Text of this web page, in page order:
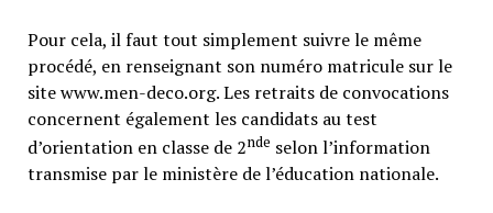
Pour cela, il faut tout simplement suivre le même
procédé, en renseignant son numéro matricule sur le
site www.men-deco.org. Les retraits de convocations
concernent également les candidats au test
d’orientation en classe de 2nde selon l’information
transmise par le ministère de l’éducation nationale.